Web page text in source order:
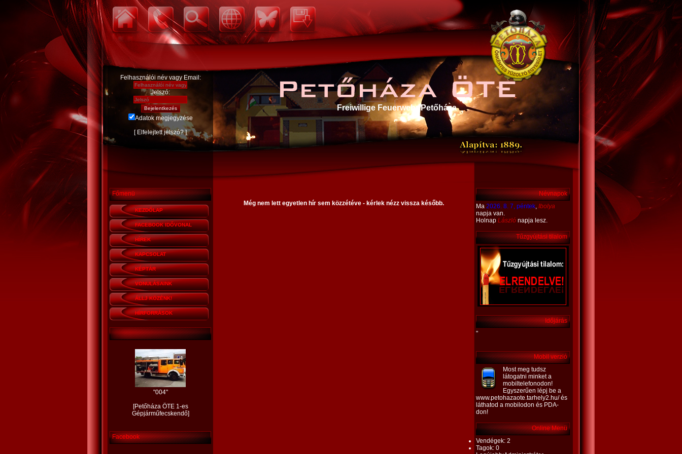
Freiwillige Feuerwehr Petőháza
Felhasználói név vagy Email:
Jelszó:
Adatok megjegyzése
[ Elfelejtett jelszó?]
Főmenü
KEZDŐLAP
FACEBOOK IDŐVONAL
HÍREK
KAPCSOLAT
KÉPTÁR
VONULÁSAINK
ÁLLJ KÖZÉNK!
HÍRFORRÁSOK
"004"
[Petőháza ÖTE 1-es
Gépjárműfecskendő]
Facebook
Még nem lett egyetlen hír sem közzétéve - kérlek nézz vissza később.
Névnapok
Ma 2026. 8. 7, péntek, Ibolya
napja van.
Holnap László napja lesz.
Tűzgyújtási tilalom
Időjárás
"
Mobil verzió
Most meg tudsz
látogatni minket a
mobiltelefonodon!
Egyszerűen lépj be a
www.petohazaote.tarhely2.hu/ és
láthatod a mobilodon és PDA-
don!
Online Menü
Vendégek: 2
Tagok: 0